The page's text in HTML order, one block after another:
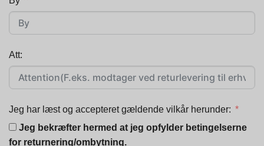
Att:
Jeg har læst og accepteret gældende vilkår herunder:
Jeg bekræfter hermed at jeg opfylder betingelserne
for returnering/ombytning.